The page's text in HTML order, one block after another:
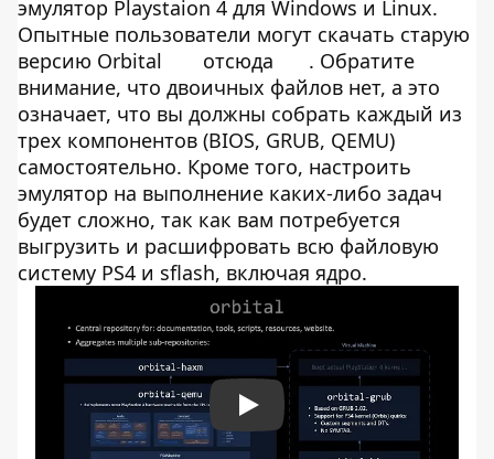
эмулятор Playstaion 4 для Windows и Linux.
Опытные пользователи могут скачать старую
версию Orbital
отсюда
. Обратите
внимание, что двоичных файлов нет, а это
означает, что вы должны собрать каждый из
трех компонентов (BIOS, GRUB, QEMU)
самостоятельно. Кроме того, настроить
эмулятор на выполнение каких-либо задач
будет сложно, так как вам потребуется
выгрузить и расшифровать всю файловую
систему PS4 и sflash, включая ядро.
Play